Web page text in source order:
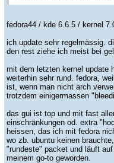
fedora44 / kde 6.6.5 / kernel
ich update sehr regelmässig.
den rest ziehe ich meist bei
mit dem letzten kernel update
weiterhin sehr rund. fedora,
ist, wenn man nicht arch
trotzdem einigermassen
das gui ist top und mit fast
einschränkungen od. extra
heissen, das ich mit fedora
wo zb. ubuntu keinen
"rundeste" packet und läuft
meinem go-to geworden.